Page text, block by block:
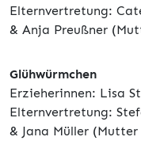
Elternvertretung:
& Anja Preußner
Glühwürmchen
Erzieherinnen: Lisa
Elternvertretung:
& Jana Müller (Mutter